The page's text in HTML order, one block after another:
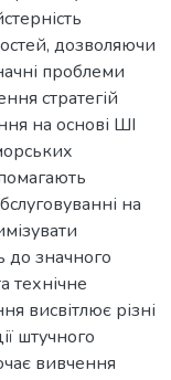
дозволяючи
проблеми
стратегій
на основі ШІ
на
до значного
технічне
висвітлює різні
штучного
вивчення